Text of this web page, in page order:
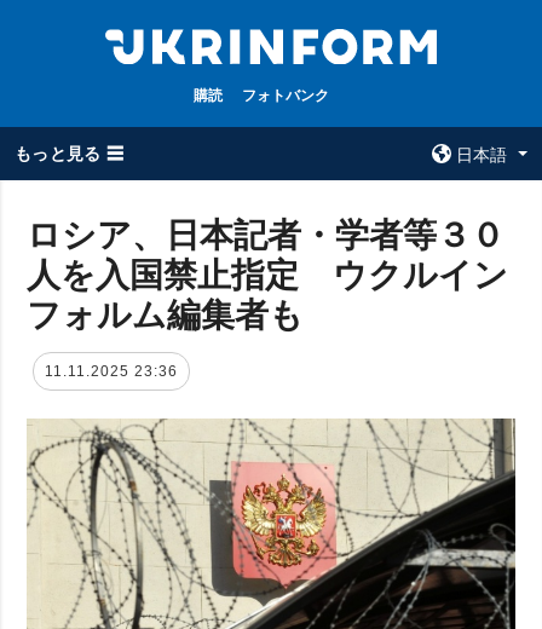
購読 フォトバンク
もっと見る ☰
日本語
全てのトピック
戦争
政治
経済・復興
防衛
社会・文化
スポーツ
犯罪
事故・緊急事態
ウクルインフォ
ルム
ロシア、日本記者・学者等３０
人を入国禁止指定 ウクルイン
フォルム編集者も
11.11.2025 23:36